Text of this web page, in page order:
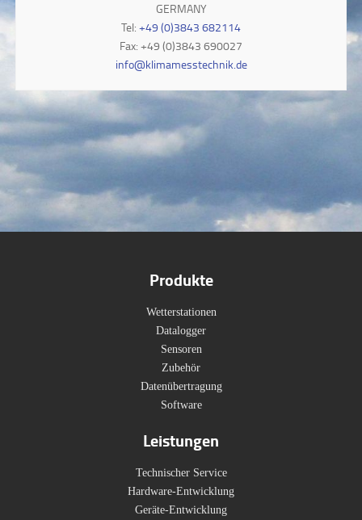
GERMANY
Tel: +49 (0)3843 682114
Fax: +49 (0)3843 690027
info@klimamesstechnik.de
Produkte
Wetterstationen
Datalogger
Sensoren
Zubehör
Datenübertragung
Software
Leistungen
Technischer Service
Hardware-Entwicklung
Geräte-Entwicklung